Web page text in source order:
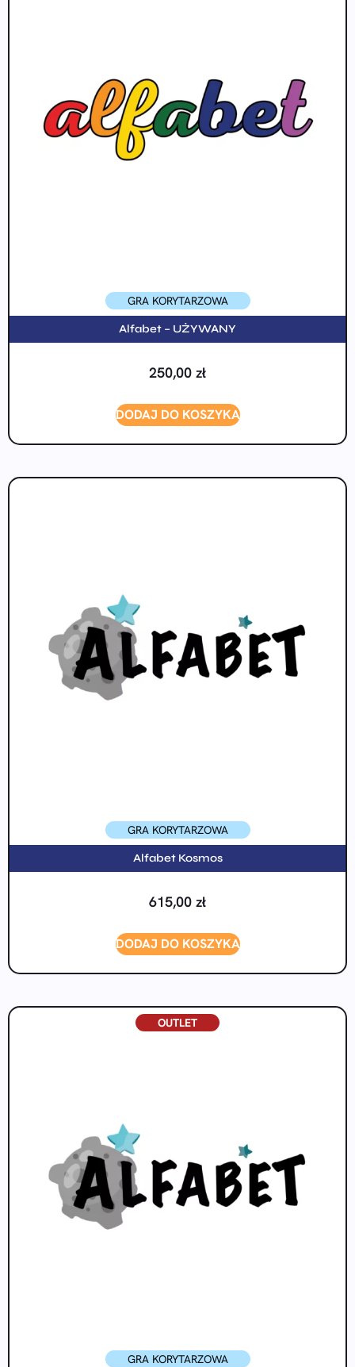
GRA KORYTARZOWA
Alfabet – UŻYWANY
250,00 zł
DODAJ DO KOSZYKA
GRA KORYTARZOWA
Alfabet Kosmos
615,00 zł
DODAJ DO KOSZYKA
OUTLET
GRA KORYTARZOWA